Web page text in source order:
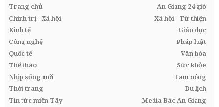
Trang chủ
An Giang 24 giờ
Chính trị - Xã hội
Xã hội - Từ thiện
Kinh tế
Giáo dục
Công nghệ
Pháp luật
Quốc tế
Văn hóa
Thể thao
Sức khỏe
Nhịp sống mới
Tam nông
Thời trang
Du lịch
Tin tức miền Tây
Media Báo An Giang